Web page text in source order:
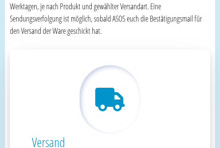
Werktagen, je nach Produkt und gewählter Versandart. Eine
Sendungsverfolgung ist möglich, sobald ASOS euch die Bestätigungsmail für
den Versand der Ware geschickt hat.
Versand